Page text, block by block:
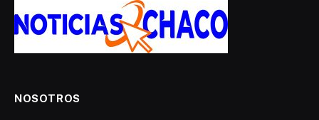
NOSOTROS